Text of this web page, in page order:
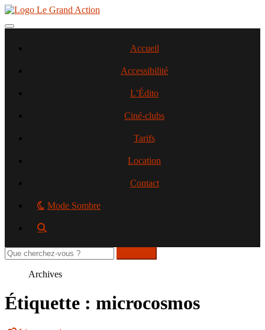
Aller
contenu
Toggle navigation
Accueil
Accessibilité
L’Édito
Ciné-clubs
Tarifs
Location
Contact
Mode Sombre
Rechercher
sur
Archives
Étiquette : microcosmos